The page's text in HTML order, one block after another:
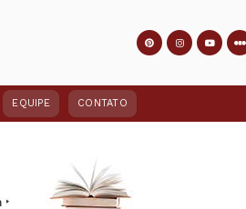
EQUIPE CONTATO